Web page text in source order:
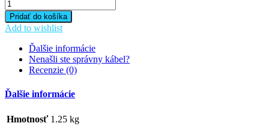
Pridať do košíka
Add to wishlist
Ďalšie informácie
Nenašli ste správny kábel?
Recenzie (0)
Ďalšie informácie
Hmotnosť 1.25 kg